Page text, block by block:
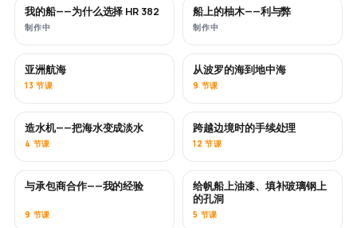
即将推出
我的船——为什么选择 HR 382
制作中
即将推出
船上的柚木——利与弊
制作中
即将推出
亚洲航海
13 节课
即将推出
从波罗的海到地中海
9 节课
即将推出
造水机——把海水变成淡水
4 节课
跨越边境时的手续处理
12 节课
即将推出
与承包商合作——我的经验
9 节课
即将推出
给帆船上油漆、填补玻璃钢上
的孔洞
5 节课